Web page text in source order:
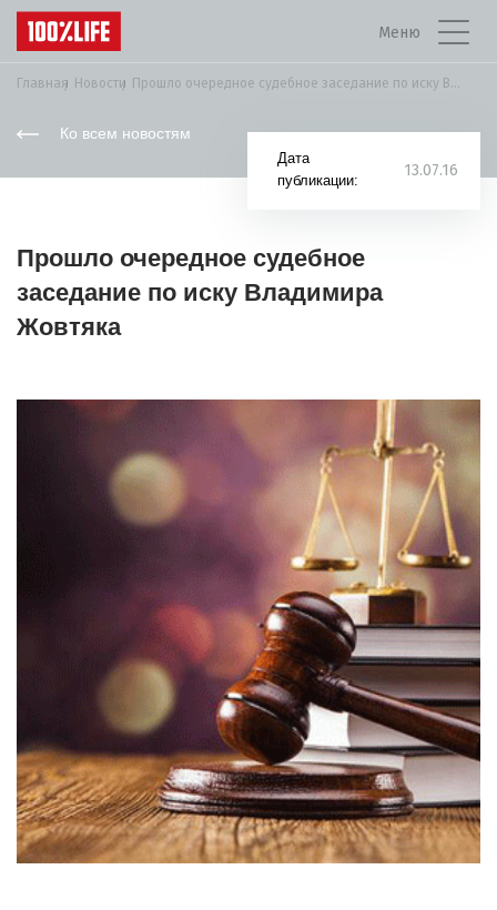
Меню
Главная Новости Прошло очередное судебное заседание по иску Владимира...
Ко всем новостям
Дата
публикации:
13.07.16
Прошло очередное судебное
заседание по иску Владимира
Жовтяка